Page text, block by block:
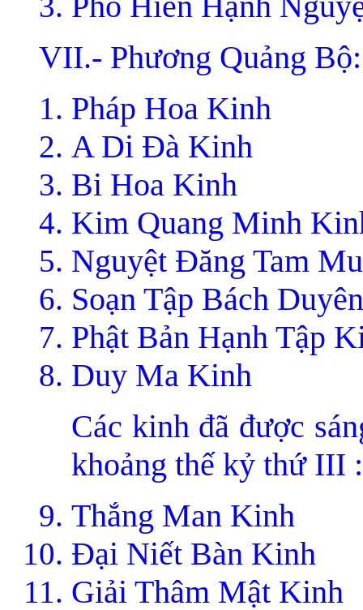
VII.- Phương Quảng Bộ:
Pháp Hoa Kinh
A Di Ðà Kinh
Bi Hoa Kinh
Kim Quang Minh
Nguyệt Ðăng Tam
Soạn Tập Bách
Phật Bản Hạnh Tập
Duy Ma Kinh
Các kinh đã được
khoảng thế kỷ thứ III :
Thắng Man Kinh
Ðại Niết Bàn Kinh
Giải Thâm Mật Kinh